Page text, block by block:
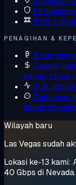
IPv6 +
PENAGIHAN &
Bayar
Garansi
penuh, tanpa
SLA
Dukungan
dalam
Wilayah baru
Las Vegas sudah
Lokasi ke-13 kami:
40 Gbps di